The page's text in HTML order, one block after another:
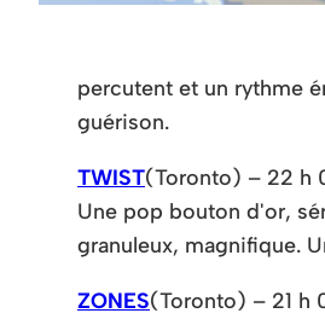
percutent et un rythme
guérison.
TWIST(Toronto) – 22 h
Une pop bouton d'or,
granuleux, magnifique.
ZONES(Toronto) – 21 h